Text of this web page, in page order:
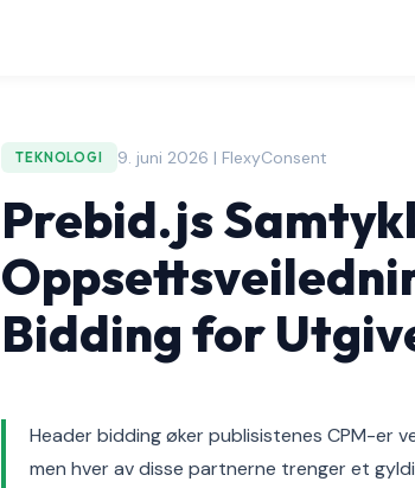
TEKNOLOGI 9. juni 2026 | FlexyConsent
Prebid.js
Bidding for
Header bidding øker publisistenes CPM-er
men hver av disse partnerne trenger et